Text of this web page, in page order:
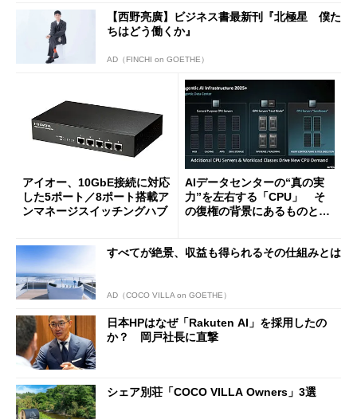
【西野亮廣】ビジネス書最新刊『北極星 僕た
ちはどう働くか』
AD（FINCHI on GOETHE）
アイオー、10GbE接続に対応
した5ポート／8ポート搭載ア
ンマネージスイッチングハブ
AIデータセンターの“真の実
力”を左右する「CPU」 そ
の復権の背景にあるものと
すべてが絶景、収益も得られるその仕組みとは
AD（COCO VILLA on GOETHE）
日本HPはなぜ「Rakuten AI」を採用したの
か？ 岡戸社長に直撃
シェア別荘「COCO VILLA Owners」3選